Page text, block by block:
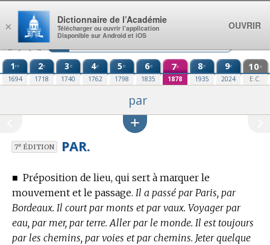
Aller au contenu
1re
1694
2e
1718
3e
1740
4e
1762
5e
1798
6e
1835
7e
1878
8e
1935
9e
2024
10e
E.C.
par
7eÉDITION PAR.
■ Préposition de lieu, qui sert à marquer le
mouvement et le passage. Il a passé par Paris, par
Bordeaux. Il court par monts et par vaux. Voyager par
eau, par mer, par terre. Aller par le monde. Il est toujours
par les chemins, par voies et par chemins. Jeter quelque
×
Dictionnaire de l’Académie
Télécharger ou ouvrir l’application
Disponible sur Android et iOS
OUVRIR